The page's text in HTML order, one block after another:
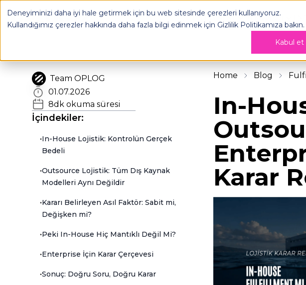
Deneyiminizi daha iyi hale getirmek için bu web sitesinde çerezleri kullanıyoruz.
Kullandığımız çerezler hakkında daha fazla bilgi edinmek için Gizlilik Politikamıza bakın.
Kabul et
OPLOG FULFILLMENT TEKNOLOJİ
Home Blog
In-
Karar
Team OPLOG
01.07.2026
8dk okuma süresi
İçindekiler:
•In-House Lojistik: Kontrolün Gerçek
Bedeli
•Outsource Lojistik: Tüm Dış Kaynak
Modelleri Aynı Değildir
•Kararı Belirleyen Asıl Faktör: Sabit mi,
Değişken mi?
•Peki In-House Hiç Mantıklı Değil Mi?
•Enterprise İçin Karar Çerçevesi
•Sonuç: Doğru Soru, Doğru Karar